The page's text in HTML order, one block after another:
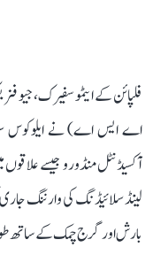
فلپائن کے ایٹموسفیرک، جیو
اے ایس اے) نے ایلوکوس
آکسیڈنٹل منڈورو جیسے
لینڈ سلائیڈنگ کی وارننگ
بارش اور گرج چمک کے ساتھ